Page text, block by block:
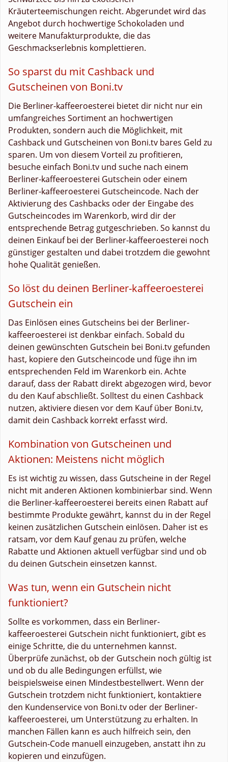
Kräuterteemischungen reicht. Abgerundet wird das
Angebot durch hochwertige Schokoladen und
weitere Manufakturprodukte, die das
Geschmackserlebnis komplettieren.
So sparst du mit Cashback und
Gutscheinen von Boni.tv
Die Berliner-kaffeeroesterei bietet dir nicht nur ein
umfangreiches Sortiment an hochwertigen
Produkten, sondern auch die Möglichkeit, mit
Cashback und Gutscheinen von Boni.tv bares Geld zu
sparen. Um von diesem Vorteil zu profitieren,
besuche einfach Boni.tv und suche nach einem
Berliner-kaffeeroesterei Gutschein oder einem
Berliner-kaffeeroesterei Gutscheincode. Nach der
Aktivierung des Cashbacks oder der Eingabe des
Gutscheincodes im Warenkorb, wird dir der
entsprechende Betrag gutgeschrieben. So kannst du
deinen Einkauf bei der Berliner-kaffeeroesterei noch
günstiger gestalten und dabei trotzdem die gewohnt
hohe Qualität genießen.
So löst du deinen Berliner-kaffeeroesterei
Gutschein ein
Das Einlösen eines Gutscheins bei der Berliner-
kaffeeroesterei ist denkbar einfach. Sobald du
deinen gewünschten Gutschein bei Boni.tv gefunden
hast, kopiere den Gutscheincode und füge ihn im
entsprechenden Feld im Warenkorb ein. Achte
darauf, dass der Rabatt direkt abgezogen wird, bevor
du den Kauf abschließt. Solltest du einen Cashback
nutzen, aktiviere diesen vor dem Kauf über Boni.tv,
damit dein Cashback korrekt erfasst wird.
Kombination von Gutscheinen und
Aktionen: Meistens nicht möglich
Es ist wichtig zu wissen, dass Gutscheine in der Regel
nicht mit anderen Aktionen kombinierbar sind. Wenn
die Berliner-kaffeeroesterei bereits einen Rabatt auf
bestimmte Produkte gewährt, kannst du in der Regel
keinen zusätzlichen Gutschein einlösen. Daher ist es
ratsam, vor dem Kauf genau zu prüfen, welche
Rabatte und Aktionen aktuell verfügbar sind und ob
du deinen Gutschein einsetzen kannst.
Was tun, wenn ein Gutschein nicht
funktioniert?
Sollte es vorkommen, dass ein Berliner-
kaffeeroesterei Gutschein nicht funktioniert, gibt es
einige Schritte, die du unternehmen kannst.
Überprüfe zunächst, ob der Gutschein noch gültig ist
und ob du alle Bedingungen erfüllst, wie
beispielsweise einen Mindestbestellwert. Wenn der
Gutschein trotzdem nicht funktioniert, kontaktiere
den Kundenservice von Boni.tv oder der Berliner-
kaffeeroesterei, um Unterstützung zu erhalten. In
manchen Fällen kann es auch hilfreich sein, den
Gutschein-Code manuell einzugeben, anstatt ihn zu
kopieren und einzufügen.